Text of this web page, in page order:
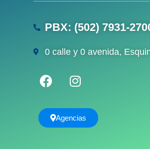
PBX: (502) 7931-
0 calle y 0 avenida,
Agencias